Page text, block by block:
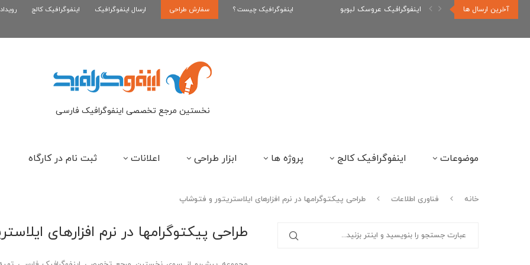
آخرین ارسال ها اینفوگرافیک رپر های فارسی نسل... اینفوگرافیک بازی کلش رویال اینفوگرافیک چیست ؟ سفارش طراحی ارسال اینفوگرافیک اینفوگرافیک کالج
نخستین مرجع تخصصی اینفوگرافیک فارسی
موضوعات اینفوگرافیک کالج پروژه ها ابزار طراحی اعلانات ثبت نام در کارگاه
خانه فناوری اطلاعات طراحی پیکتوگرامها در نرم افزارهای ایلاستریتور و فتوشاپ
طراحی پیکتوگرامها در نرم افزارهای